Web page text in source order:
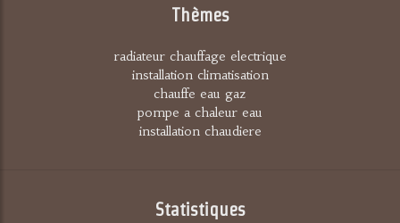
Thèmes
radiateur chauffage electrique
installation climatisation
chauffe eau gaz
pompe a chaleur eau
installation chaudiere
Statistiques